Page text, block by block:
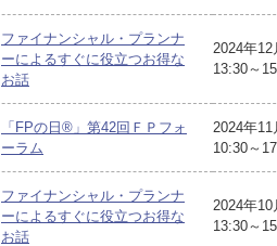
ファイナンシャル・プランナ
ーによるすぐに役立つお得な
お話
2024年12
13:30～
「FPの日®」第42回ＦＰフォ
ーラム
2024年11
10:30～
ファイナンシャル・プランナ
ーによるすぐに役立つお得な
お話
2024年10
13:30～